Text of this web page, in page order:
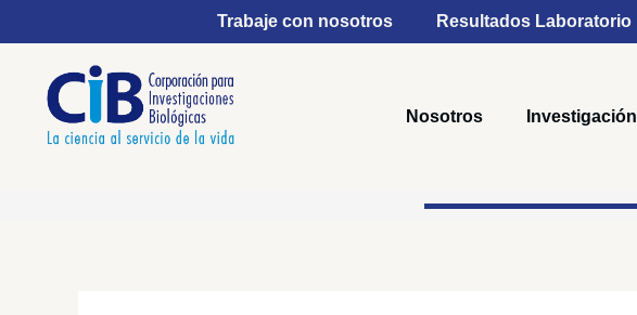
contenido
Trabaje con nosotros Resultados Laboratorio
Nosotros Investigación